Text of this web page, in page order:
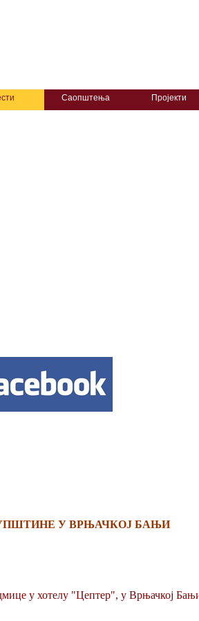
Саопштења Пројекти
У ВРЊАЧКОЈ БАЊИ
у хотелу "Цептер", у Врњачкој